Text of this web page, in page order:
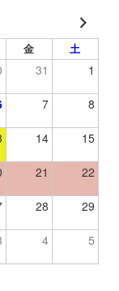
金 土
31 1
7 8
14 15
21 22
28 29
4 5